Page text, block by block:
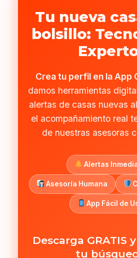
Tu nueva
bolsillo:
Crea tu perfil en la App
damos herramientas
alertas de casas nuevas
el acompañamiento real
de nuestras asesoras
Alertas
Asesoría Humana
App Fácil de
Descarga GRATIS
tu